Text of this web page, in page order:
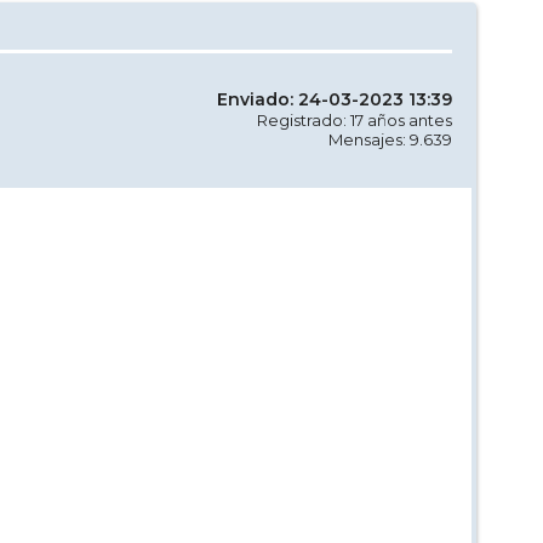
Enviado: 24-03-2023 13:39
Registrado: 17 años antes
Mensajes: 9.639